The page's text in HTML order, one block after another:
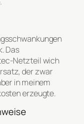
Das
Netzteil wich
der zwar
in meinem
erzeugte.